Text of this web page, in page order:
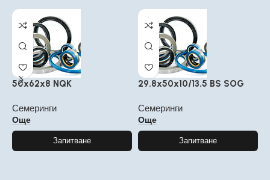
50x62x8 NQK
Семеринги
Още
Запитване
29.8x50x10/13.5 BS SOG
Семеринги
Още
Запитване